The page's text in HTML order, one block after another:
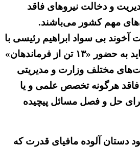
و دخالت نیروهای فاقد
مهم کشور می‌باشند.
آخوند بی سواد ابراهیم رئیسی با
«شش کلاس اکابر»، باید به حضور «۱۳ تن از فرماندهان»
مختلف وزارت و مدیریتی
فاقد هرگونه تخصص علمی و یا
حل و فصل مسائل پیچیده
دستان آلوده مافیای قدرت که